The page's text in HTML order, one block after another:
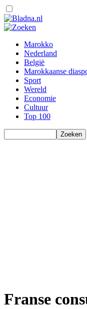
Marokko
Nederland
België
Marokkaanse
Sport
Wereld
Economie
Cultuur
Top 100
Franse